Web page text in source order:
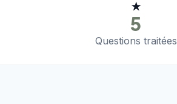
★
5
Questions traitées